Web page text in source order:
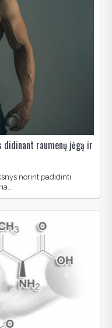
raumenų jėgą ir
norint padidinti